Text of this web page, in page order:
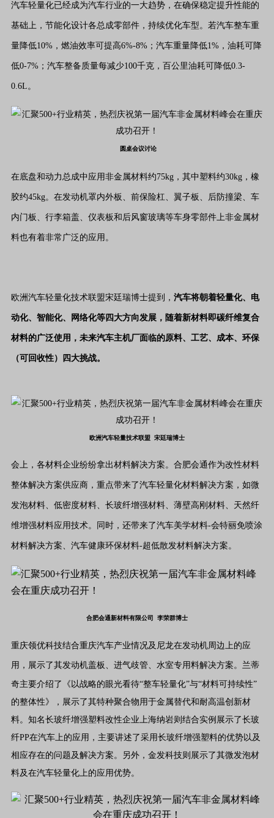
汽车轻量化已经成为汽车行业的一大趋势，在确保稳定提升性能的
基础上，节能化设计各总成零部件，持续优化车型。若汽车整车重
量降低10%，燃油效率可提高6%-8%；汽车重量降低1%，油耗可降
低0-7%；汽车整备质量每减少100千克，百公里油耗可降低0.3-
0.6L。
圆桌会议讨论
在底盘和动力总成中应用非金属材料约75kg，其中塑料约30kg，橡
胶约45kg。在发动机罩内外板、前保险杠、翼子板、后防撞梁、车
内门板、行李箱盖、仪表板和后风窗玻璃等车身零部件上非金属材
料也有着非常广泛的应用。
欧洲汽车轻量化技术联盟宋廷瑞博士提到， 汽车将朝着轻量化、电
动化、智能化、网络化等四大方向发展，随着新材料即碳纤维复合
材料的广泛使用，未来汽车主机厂面临的原料、工艺、成本、环保
（可回收性）四大挑战。
欧洲汽车轻量技术联盟 宋廷瑞博士
会上，各材料企业纷纷拿出材料解决方案。合肥会通作为改性材料
整体解决方案供应商，重点带来了汽车轻量化材料解决方案，如微
发泡材料、低密度材料、长玻纤增强材料、薄壁高刚材料、天然纤
维增强材料应用技术。同时，还带来了汽车美学材料-会特丽免喷涂
材料解决方案、汽车健康环保材料-超低散发材料解决方案。
合肥会通新材料有限公司 李荣群博士
重庆领优科技结合重庆汽车产业情况及尼龙在发动机周边上的应
用，展示了其发动机盖板、进气歧管、水室专用料解决方案。 兰蒂
奇主要介绍了《以战略的眼光看待“整车轻量化”与“材料可持续性”
的整体性》，展示了其特种聚合物用于金属替代和耐高温创新材
料。知名长玻纤增强塑料改性企业上海纳岩则结合实例展示了长玻
纤PP在汽车上的应用，主要讲述了采用长玻纤增强塑料的优势以及
相应存在的问题及解决方案。另外，金发科技则展示了其微发泡材
料及在汽车轻量化上的应用优势。